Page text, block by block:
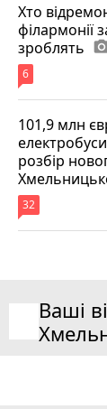
Хто
філармонії
зроблять
6
101,9 млн
розбір
32
Ваші